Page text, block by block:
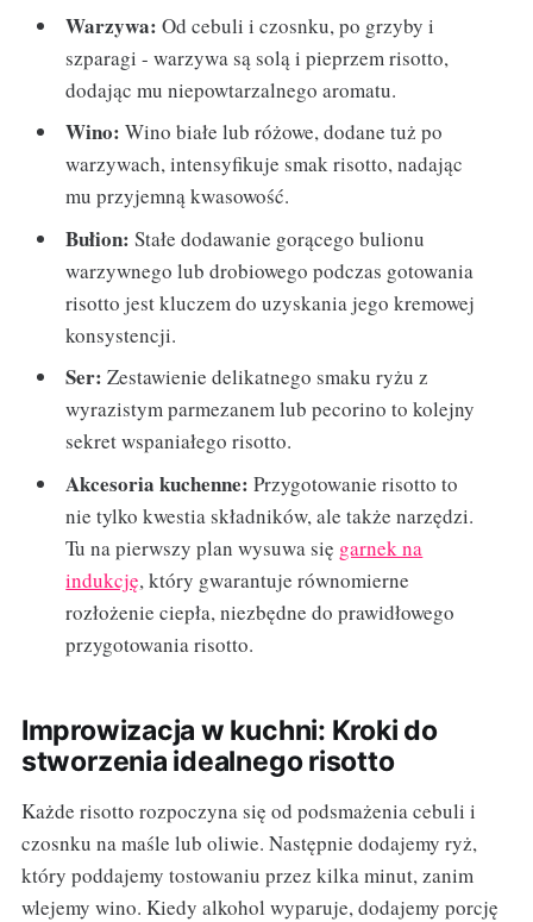
Warzywa:Od cebuli i czosnku, po grzyby i
szparagi - warzywa są solą i pieprzem risotto,
dodając mu niepowtarzalnego aromatu.
Wino:Wino białe lub różowe, dodane tuż po
warzywach, intensyfikuje smak risotto, nadając
mu przyjemną kwasowość.
Bułion:Stałe dodawanie gorącego bulionu
warzywnego lub drobiowego podczas gotowania
risotto jest kluczem do uzyskania jego kremowej
konsystencji.
Ser:Zestawienie delikatnego smaku ryżu z
wyrazistym parmezanem lub pecorino to kolejny
sekret wspaniałego risotto.
Akcesoria kuchenne:Przygotowanie risotto to
nie tylko kwestia składników, ale także narzędzi.
Tu na pierwszy plan wysuwa się garnek na
indukcję, który gwarantuje równomierne
rozłożenie ciepła, niezbędne do prawidłowego
przygotowania risotto.
Improwizacja w kuchni: Kroki do
stworzenia idealnego risotto
Każde risotto rozpoczyna się od podsmażenia cebuli i
czosnku na maśle lub oliwie. Następnie dodajemy ryż,
który poddajemy tostowaniu przez kilka minut, zanim
wlejemy wino. Kiedy alkohol wyparuje, dodajemy porcję